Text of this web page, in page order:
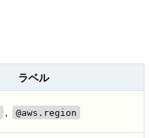
ラベル
, @aws.region